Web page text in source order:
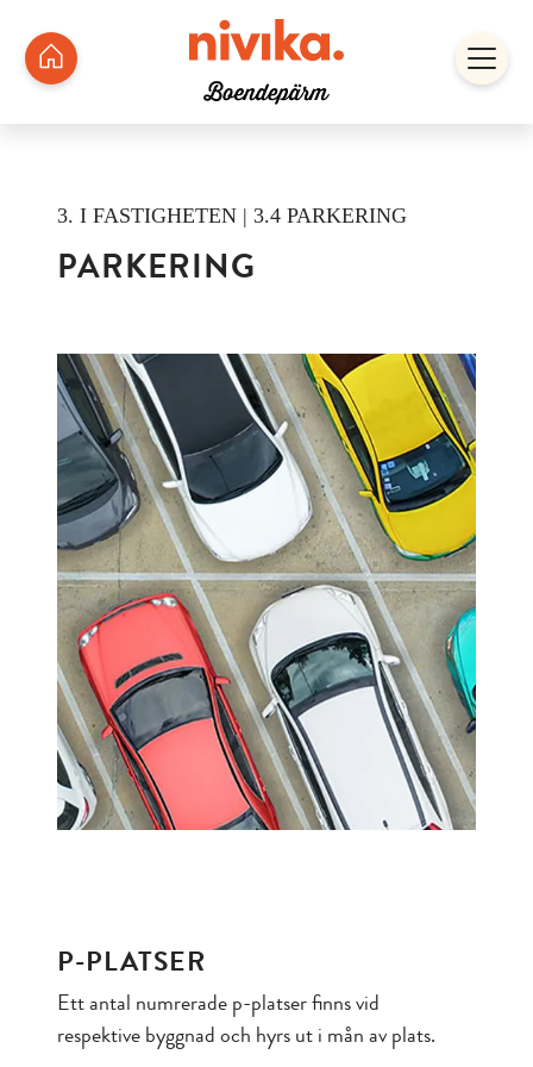
3. I FASTIGHETEN | 3.4 PARKERING
PARKERING
P-PLATSER
Ett antal numrerade p-platser finns vid
respektive byggnad och hyrs ut i mån av plats.